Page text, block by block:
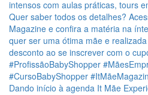
Dando início à agenda It Mãe